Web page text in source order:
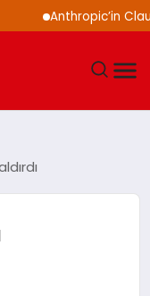
Anthropic’in Claude